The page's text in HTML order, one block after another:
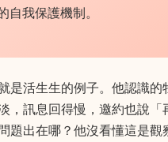
自我保護機制。
是活生生的例子。他認識
，訊息回得慢，邀約也說
題出在哪？他沒看懂這是